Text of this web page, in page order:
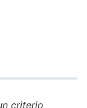
criterio